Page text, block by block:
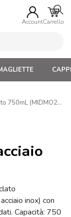
AccountCarrello
750mL (MIDMO2888)
inox) con
Capacità: 750